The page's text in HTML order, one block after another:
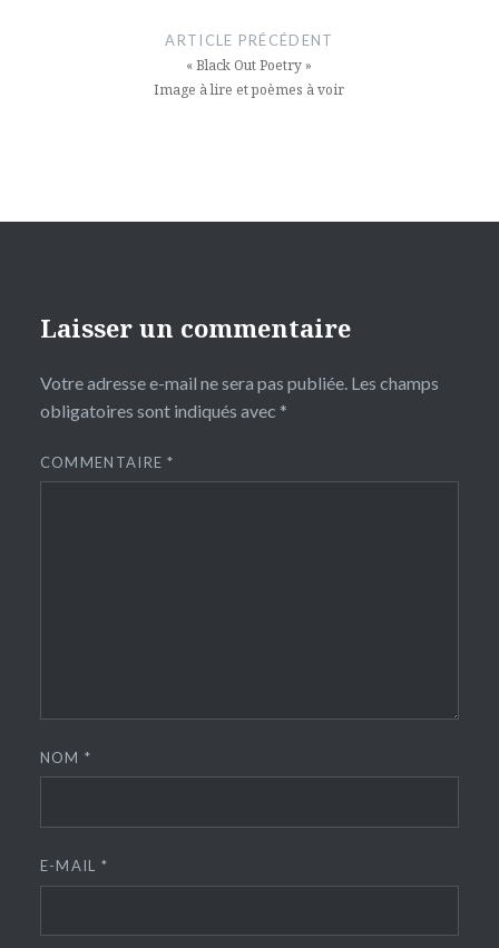
ARTICLE PRÉCÉDENT
« Black Out Poetry »
Image à lire et poèmes à voir
Laisser un commentaire
Votre adresse e-mail ne sera pas publiée. Les champs
obligatoires sont indiqués avec *
COMMENTAIRE*
NOM*
E-MAIL *